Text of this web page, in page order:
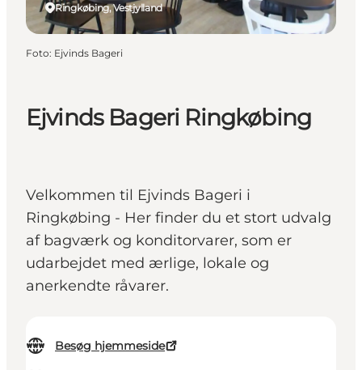
Ejvinds Bageri Ringkøbing
Velkommen til Ejvinds Bageri i
Ringkøbing - Her finder du et stort udvalg
af bagværk og konditorvarer, som er
udarbejdet med ærlige, lokale og
anerkendte råvarer.
Besøg hjemmeside
Ringkøbing, Vestjylland
Foto: Ejvinds Bageri